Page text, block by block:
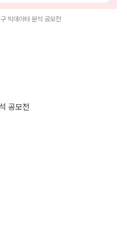
빅데이터 분석 공모전
공모전